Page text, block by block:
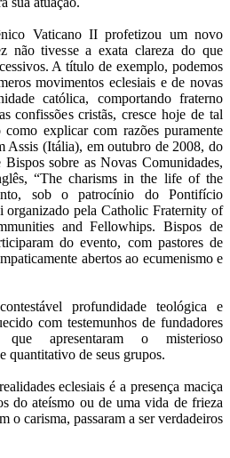
Vaticano II profetizou um novo
não tivesse a exata clareza do que
A título de exemplo, podemos
movimentos eclesiais e de novas
católica, comportando fraterno
confissões cristãs, cresce hoje de tal
explicar com razões puramente
Assis (Itália), em outubro de 2008, do
sobre as Novas Comunidades,
“The charisms in the life of the
sob o patrocínio do Pontifício
organizado pela Catholic Fraternity of
and Fellowhips. Bispos de
do evento, com pastores de
abertos ao ecumenismo e
profundidade teológica e
com testemunhos de fundadores
apresentaram o misterioso
quantitativo de seus grupos.
eclesiais é a presença maciça
do ateísmo ou de uma vida de frieza
o carisma, passaram a ser verdadeiros